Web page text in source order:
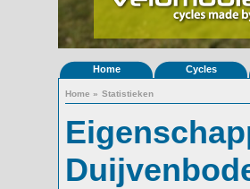
Home Cycles
Home » Statistieken